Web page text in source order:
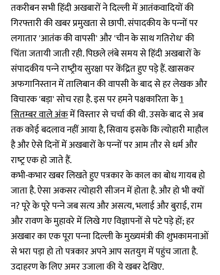
तकरीबन सभी हिंदी अखबारों ने दिल्‍ली में आतंकवादियों की
गिरफ्तारी की खबर प्रमुखता से छापी. संपादकीय के पन्‍नों पर
लगातार 'आतंक की वापसी' और 'चीन के साथ गतिरोध' की
चिंता जतायी जाती रही. पिछले लंबे समय से हिंदी अखबारों के
संपादकीय पन्‍ने राष्‍ट्रीय सुरक्षा पर केंद्रित हुए पड़े हैं. खासकर
अफगानिस्‍तान में तालिबान की वापसी के बाद से हर लेखक और
विचारक 'बड़ा' सोच रहा है. इस पर हमने पक्षकारिता के1
सितम्‍बर वाले अंकमें विस्‍तार से चर्चा की थी. उसके बाद से अब
तक कोई बदलाव नहीं आया है, सिवाय इसके कि त्‍योहारी माहौल
है और ऐसे दिनों में अखबारों के पन्‍नों पर आम तौर से धर्म और
राष्‍ट्र एक हो जाते हैं.
कभी-कभार खबर लिखते हुए पत्रकार के काल का बोध गायब हो
जाता है. ऐसा अकसर त्‍योहारी सीजन में होता है. और हो भी क्‍यों
न? पूरे के पूरे पन्‍ने जब सत्‍य और असत्‍य, भलाई और बुराई, राम
और रावण के मुहावरे में लिखे गए विज्ञापनों से पटे पड़े हों; हर
अखबार का एक पूरा पन्‍ना दिल्‍ली के मुख्‍यमंत्री की शुभकामनाओं
से भरा पड़ा हो तो पत्रकार अपने आप सतयुग में पहुंच जाता है.
उदाहरण के लिए अमर उजाला की ये खबर देखिए.